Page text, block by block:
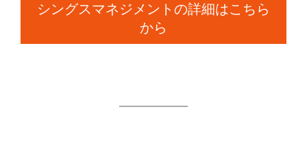
シングスマネジメントの詳細はこちら
から